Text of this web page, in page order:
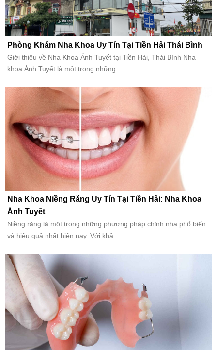
Phòng Khám Nha Khoa Uy Tín Tại Tiền Hải Thái Bình
Giới thiệu về Nha Khoa Ánh Tuyết tại Tiền Hải, Thái Bình Nha
khoa Ánh Tuyết là một trong những
Nha Khoa Niềng Răng Uy Tín Tại Tiền Hải: Nha Khoa
Ánh Tuyết
Niềng răng là một trong những phương pháp chỉnh nha phổ biến
và hiệu quả nhất hiện nay. Với khả